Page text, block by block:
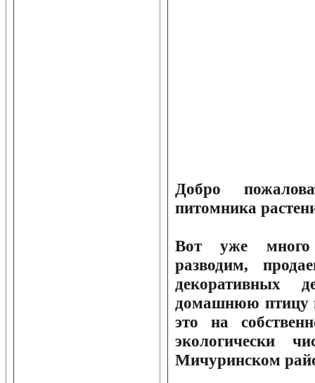
Добро
питомника
Вот уже
разводим,
декоративных
домашнюю птицу
это на
экологически
Мичуринском